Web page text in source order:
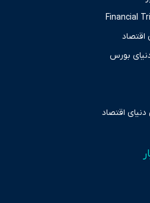
اقتصاد
بورس
اقتصاد